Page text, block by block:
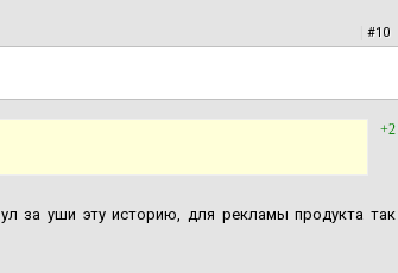
#10
+2
за уши эту историю, для рекламы продукта так